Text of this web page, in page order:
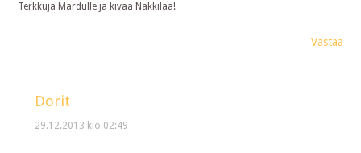
Terkkuja Mardulle ja kivaa Nakkilaa!
Vastaa
Dorit
29.12.2013 klo 02:49